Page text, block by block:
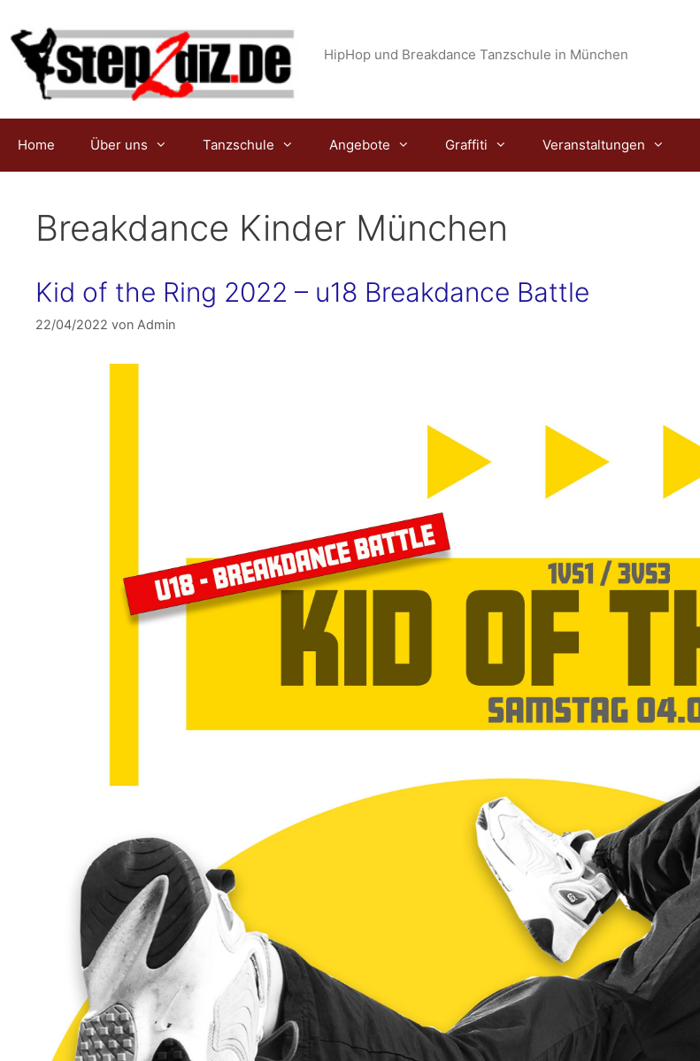
Inhalt
springen
HipHop und Breakdance Tanzschule in München
Home Über uns Tanzschule Angebote Graffiti Veranstaltungen
Breakdance Kinder München
Kid of the Ring 2022 – u18 Breakdance Battle
22/04/2022 von Admin